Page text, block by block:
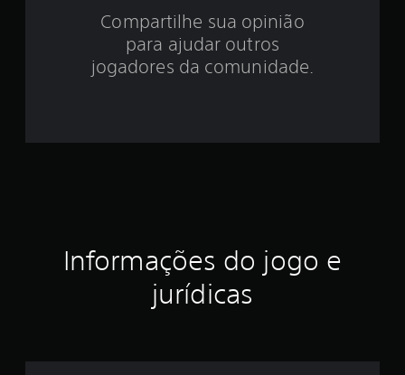
l
e
Compartilhe sua opinião
para ajudar outros
jogadores da comunidade.
Informações do jogo e
jurídicas